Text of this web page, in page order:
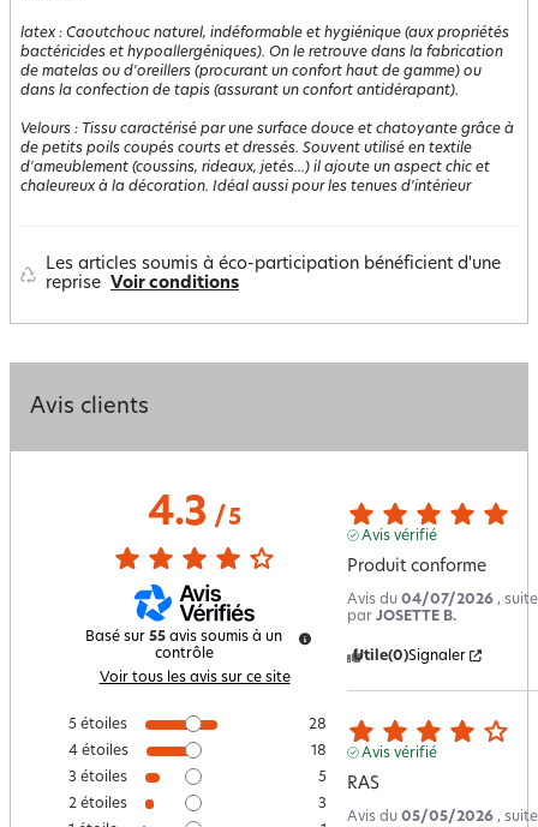
latex : Caoutchouc naturel, indéformable et hygiénique (aux propriétés
bactéricides et hypoallergéniques). On le retrouve dans la fabrication
de matelas ou d'oreillers (procurant un confort haut de gamme) ou
dans la confection de tapis (assurant un confort antidérapant).
Velours : Tissu caractérisé par une surface douce et chatoyante grâce à
de petits poils coupés courts et dressés. Souvent utilisé en textile
d'ameublement (coussins, rideaux, jetés...) il ajoute un aspect chic et
chaleureux à la décoration. Idéal aussi pour les tenues d'intérieur
Les articles soumis à éco-participation bénéficient d'une
reprise Voir conditions
Avis clients
4.3/ 5
Basé sur 55 avis soumis à un
contrôle
Voir tous les avis sur ce site
5 étoiles
28
4 étoiles
18
3 étoiles
5
2 étoiles
3
Avis vérifié
Produit conforme
Avis du 04/07/2026 ,
par JOSETTE B.
Utile(0)Signaler
Avis vérifié
RAS
Avis du 05/05/2026 ,